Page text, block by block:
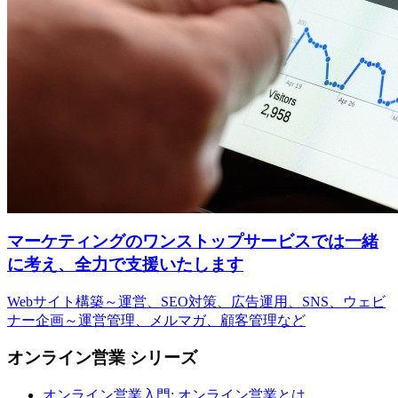
マーケティングのワンストップサービスでは一緒
に考え、全力で支援いたします
Webサイト構築～運営、SEO対策、広告運用、SNS、ウェビ
ナー企画～運営管理、メルマガ、顧客管理など
オンライン営業 シリーズ
オンライン営業入門: オンライン営業とは